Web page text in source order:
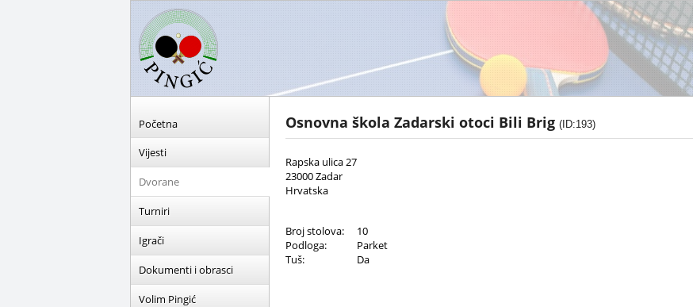
Početna
Vijesti
Dvorane
Turniri
Igrači
Dokumenti i obrasci
Volim Pingić
Osnovna škola Zadarski otoci Bili Brig (ID:193)
Rapska ulica 27
23000 Zadar
Hrvatska
Broj stolova:
10
Podloga:
Parket
Tuš:
Da